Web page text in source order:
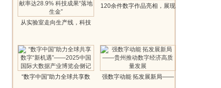
从实验室走向生产线，科技
120余件数字作品亮相，展现
“数字中国”助力全球共享数
强数字动能 拓发展新局——